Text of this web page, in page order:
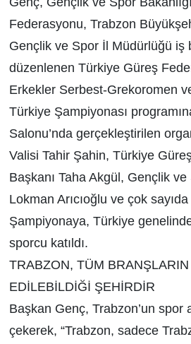
Federasyonu, Trabzon
Gençlik ve Spor İl Müdürlüğü iş
düzenlenen Türkiye Güreş
Erkekler Serbest-Grekoromen
Türkiye Şampiyonası
Salonu’nda gerçekleştirilen
Valisi Tahir Şahin, Türkiye
Başkanı Taha Akgül, Gençlik
Lokman Arıcıoğlu ve çok
Şampiyonaya, Türkiye
sporcu katıldı.
TRABZON, TÜM
EDİLEBİLDİĞİ ŞEHİRDİR
Başkan Genç, Trabzon’un spor
çekerek, “Trabzon, sadece